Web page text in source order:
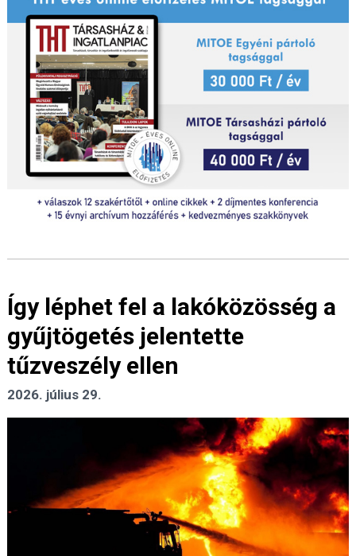
Így léphet fel a lakóközösség a
gyűjtögetés jelentette
tűzveszély ellen
2026. július 29.